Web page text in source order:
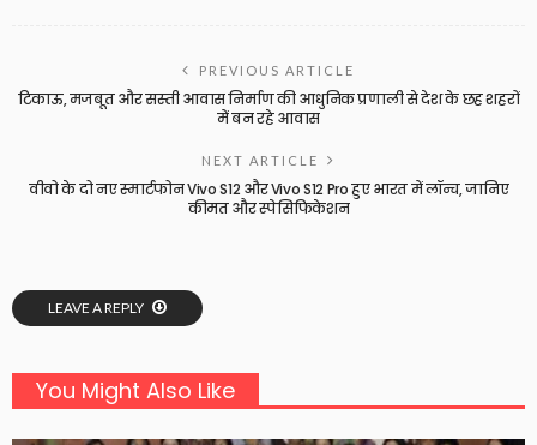
PREVIOUS ARTICLE
टिकाऊ, मजबूत और सस्ती आवास निर्माण की आधुनिक प्रणाली से देश के छह शहरों
में बन रहे आवास
NEXT ARTICLE
वीवो के दो नए स्मार्टफोन Vivo S12 और Vivo S12 Pro हुए भारत में लॉन्च, जानिए
कीमत और स्पेसिफिकेशन
LEAVE A REPLY
You Might Also Like